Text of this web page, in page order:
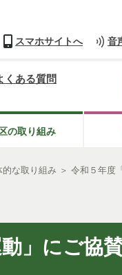
スマホサイトへ 音
くある質問
の取り組み
的な取り組み ＞ 令和５年度
」にご協